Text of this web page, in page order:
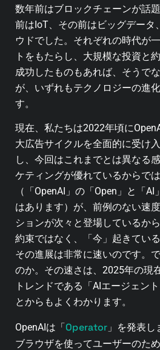
数年前はブロックチェーンが話
前はIoT、その前はビッグデータ
ウドでした。それぞれの時代が
トをもたらし、大規模な投資と
成功したものもあれば、そうで
が、いずれもテクノロジーの進
す。
現在、私たちは2022年頃に
大広告サイクルを全面的に受け
し、今回はこれまでとは異なる
ケティングが優れているからで
（「OpenAI」の「Open」と「
はあります）が、前例のない速
ションが次々と登場しているか
約束ではなく、「今」起きてい
その進展は非常に速いのです。
のか。その速さは、2025年の現
トレンドである「AIエージェン
とからもよくわかります。
OpenAIは「Operator 」を発表
ブラウザを使ってユーザーのた